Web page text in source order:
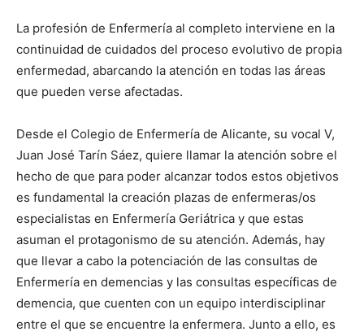
La profesión de Enfermería al completo interviene en la
continuidad de cuidados del proceso evolutivo de propia
enfermedad, abarcando la atención en todas las áreas
que pueden verse afectadas.
Desde el Colegio de Enfermería de Alicante, su vocal V,
Juan José Tarín Sáez, quiere llamar la atención sobre el
hecho de que para poder alcanzar todos estos objetivos
es fundamental la creación plazas de enfermeras/os
especialistas en Enfermería Geriátrica y que estas
asuman el protagonismo de su atención. Además, hay
que llevar a cabo la potenciación de las consultas de
Enfermería en demencias y las consultas específicas de
demencia, que cuenten con un equipo interdisciplinar
entre el que se encuentre la enfermera. Junto a ello, es